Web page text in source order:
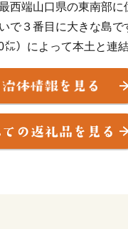
西端山口県の東南部に
で３番目に大きな島で
）によって本土と連
１日に島内の４町（久
防大島町が誕生しまし
のミカンは山口県の80
かぶ多島美や白い砂浜
す。
ハワイ」といわれてい